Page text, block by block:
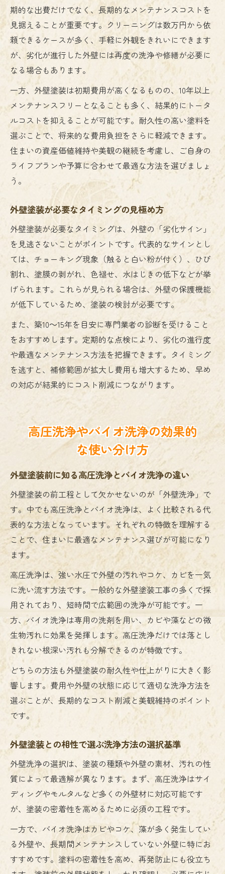
期的な出費だけでなく、長期的なメンテナンスコストを
見据えることが重要です。クリーニングは数万円から依
頼できるケースが多く、手軽に外観をきれいにできます
が、劣化が進行した外壁には再度の洗浄や修繕が必要に
なる場合もあります。
一方、外壁塗装は初期費用が高くなるものの、10年以上
メンテナンスフリーとなることも多く、結果的にトータ
ルコストを抑えることが可能です。耐久性の高い塗料を
選ぶことで、将来的な費用負担をさらに軽減できます。
住まいの資産価値維持や美観の継続を考慮し、ご自身の
ライフプランや予算に合わせて最適な方法を選びましょ
う。
外壁塗装が必要なタイミングの見極め方
外壁塗装が必要なタイミングは、外壁の「劣化サイン」
を見逃さないことがポイントです。代表的なサインとし
ては、チョーキング現象（触ると白い粉が付く）、ひび
割れ、塗膜の剥がれ、色褪せ、水はじきの低下などが挙
げられます。これらが見られる場合は、外壁の保護機能
が低下しているため、塗装の検討が必要です。
また、築10～15年を目安に専門業者の診断を受けること
をおすすめします。定期的な点検により、劣化の進行度
や最適なメンテナンス方法を把握できます。タイミング
を逃すと、補修範囲が拡大し費用も増大するため、早め
の対応が結果的にコスト削減につながります。
高圧洗浄やバイオ洗浄の効果的
な使い分け方
外壁塗装前に知る高圧洗浄とバイオ洗浄の違い
外壁塗装の前工程として欠かせないのが「外壁洗浄」で
す。中でも高圧洗浄とバイオ洗浄は、よく比較される代
表的な方法となっています。それぞれの特徴を理解する
ことで、住まいに最適なメンテナンス選びが可能になり
ます。
高圧洗浄は、強い水圧で外壁の汚れやコケ、カビを一気
に洗い流す方法です。一般的な外壁塗装工事の多くで採
用されており、短時間で広範囲の洗浄が可能です。一
方、バイオ洗浄は専用の洗剤を用い、カビや藻などの微
生物汚れに効果を発揮します。高圧洗浄だけでは落とし
きれない根深い汚れも分解できるのが特徴です。
どちらの方法も外壁塗装の耐久性や仕上がりに大きく影
響します。費用や外壁の状態に応じて適切な洗浄方法を
選ぶことが、長期的なコスト削減と美観維持のポイント
です。
外壁塗装との相性で選ぶ洗浄方法の選択基準
外壁洗浄の選択は、塗装の種類や外壁の素材、汚れの性
質によって最適解が異なります。まず、高圧洗浄はサイ
ディングやモルタルなど多くの外壁材に対応可能です
が、塗装の密着性を高めるために必須の工程です。
一方で、バイオ洗浄はカビやコケ、藻が多く発生してい
る外壁や、長期間メンテナンスしていない外壁に特にお
すすめです。塗料の密着性を高め、再発防止にも役立ち